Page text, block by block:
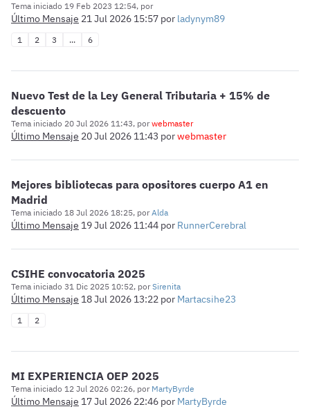
Tema iniciado 19 Feb 2023 12:54, por
Último Mensaje 21 Jul 2026 15:57 por ladynym89
1 2 3 ... 6
Nuevo Test de la Ley General Tributaria + 15% de
descuento
Tema iniciado 20 Jul 2026 11:43, porwebmaster
Último Mensaje 20 Jul 2026 11:43 porwebmaster
Mejores bibliotecas para opositores cuerpo A1 en
Madrid
Tema iniciado 18 Jul 2026 18:25, porAlda
Último Mensaje 19 Jul 2026 11:44 por RunnerCerebral
CSIHE convocatoria 2025
Tema iniciado 31 Dic 2025 10:52, porSirenita
Último Mensaje 18 Jul 2026 13:22 por Martacsihe23
1 2
MI EXPERIENCIA OEP 2025
Tema iniciado 12 Jul 2026 02:26, por MartyByrde
Último Mensaje 17 Jul 2026 22:46 por MartyByrde